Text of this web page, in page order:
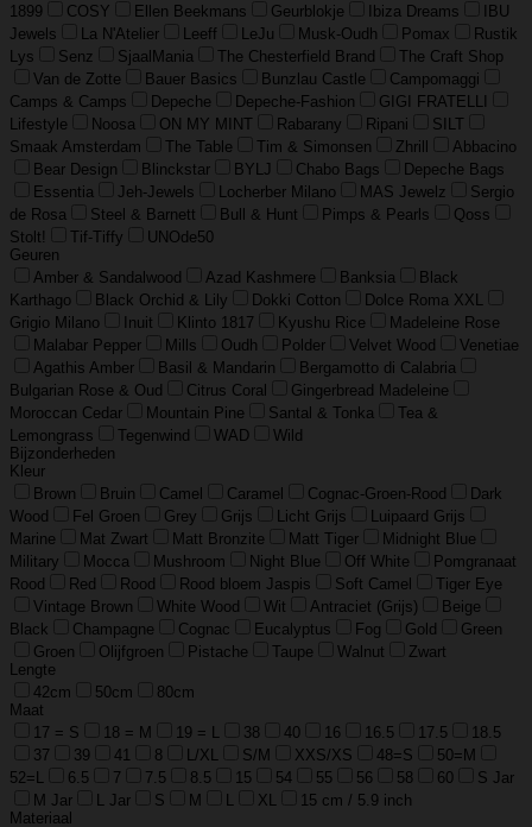
1899
COSY Ellen Beekmans Geurblokje Ibiza Dreams
IBU
Jewels
La N'Atelier Leeff LeJu Musk-Oudh Pomax
Rustik
Lys
Senz SjaalMania The Chesterfield Brand
The Craft Shop
Van de Zotte
Bauer Basics Bunzlau Castle
Campomaggi
Camps & Camps
Depeche Depeche-Fashion
GIGI FRATELLI
Lifestyle
Noosa ON MY MINT Rabarany Ripani
SILT
Smaak Amsterdam
The Table Tim & Simonsen Zhrill
Abbacino
Bear Design
Blinckstar BYLJ Chabo Bags
Depeche Bags
Essentia
Jeh-Jewels Locherber Milano MAS Jewelz
Sergio
de Rosa
Steel & Barnett Bull & Hunt Pimps & Pearls
Qoss
Stolt!
Tif-Tiffy
UNOde50
Geuren
Amber & Sandalwood
Azad Kashmere Banksia
Black
Karthago
Black Orchid & Lily Dokki Cotton
Dolce Roma XXL
Grigio Milano
Inuit Klinto 1817 Kyushu Rice
Madeleine Rose
Malabar Pepper
Mills Oudh Polder Velvet Wood
Venetiae
Agathis Amber
Basil & Mandarin
Bergamotto di Calabria
Bulgarian Rose & Oud
Citrus Coral
Gingerbread Madeleine
Moroccan Cedar
Mountain Pine Santal & Tonka
Tea &
Lemongrass
Tegenwind WAD
Wild
Bijzonderheden
Kleur
Brown
Bruin Camel Caramel Cognac-Groen-Rood
Dark
Wood
Fel Groen Grey Grijs Licht Grijs
Luipaard Grijs
Marine
Mat Zwart Matt Bronzite Matt Tiger
Midnight Blue
Military
Mocca Mushroom Night Blue Off White
Pomgranaat
Rood
Red Rood Rood bloem Jaspis Soft Camel
Tiger Eye
Vintage Brown
White Wood Wit Antraciet (Grijs)
Beige
Black
Champagne Cognac Eucalyptus Fog Gold
Green
Groen
Olijfgroen Pistache Taupe Walnut
Zwart
Lengte
42cm
50cm
80cm
Maat
17 = S
18 = M 19 = L 38 40 16 16.5 17.5
18.5
37
39 41 8 L/XL S/M XXS/XS 48=S
50=M
52=L
6.5 7 7.5 8.5 15 54 55 56 58 60
S Jar
M Jar
L Jar S M L XL
15 cm / 5.9 inch
Materiaal